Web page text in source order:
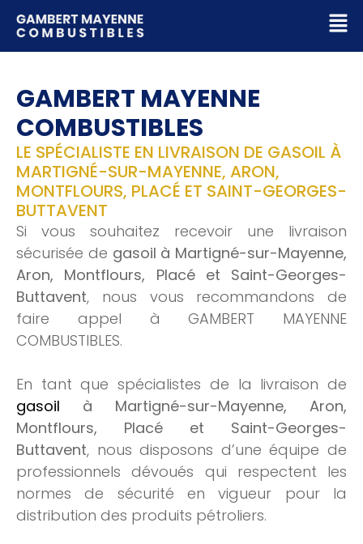
GAMBERT MAYENNE
COMBUSTIBLES
LE SPÉCIALISTE EN LIVRAISON DE GASOIL À
MARTIGNÉ-SUR-MAYENNE, ARON,
MONTFLOURS, PLACÉ ET SAINT-GEORGES-
BUTTAVENT
Si vous souhaitez recevoir une livraison
sécurisée de gasoil à Martigné-sur-Mayenne,
Aron, Montflours, Placé et Saint-Georges-
Buttavent, nous vous recommandons de
faire appel à GAMBERT MAYENNE
COMBUSTIBLES.
En tant que spécialistes de la livraison de
gasoil à Martigné-sur-Mayenne, Aron,
Montflours, Placé et Saint-Georges-
Buttavent, nous disposons d’une équipe de
professionnels dévoués qui respectent les
normes de sécurité en vigueur pour la
distribution des produits pétroliers.